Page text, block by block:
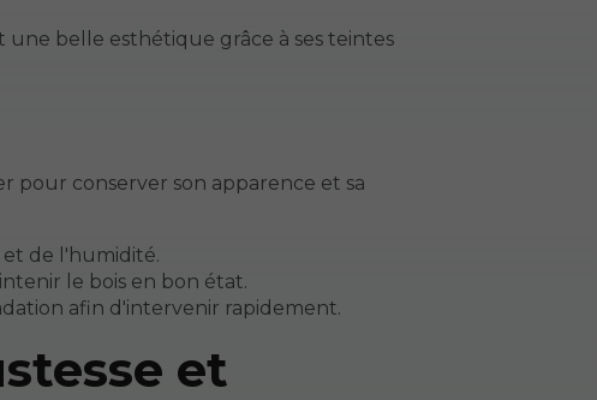
belle esthétique grâce à ses teintes
pour conserver son apparence et sa
et de l'humidité.
le bois en bon état.
afin d'intervenir rapidement.
et